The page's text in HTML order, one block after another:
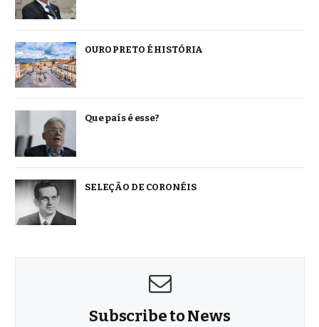
OURO PRETO É HISTÓRIA
Que país é esse?
SELEÇÃO DE CORONÉIS
Subscribe to News